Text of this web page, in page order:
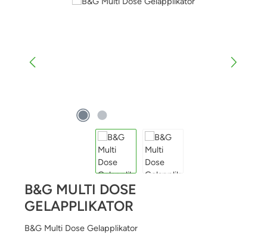
B&G MULTI DOSE
GELAPPLIKATOR
B&G Multi Dose Gelapplikator